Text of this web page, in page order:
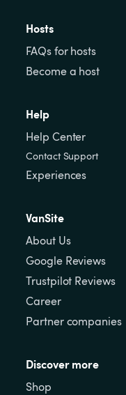
Hosts
FAQs for hosts
Become a host
Help
Help Center
Contact Support
Experiences
VanSite
About Us
Google Reviews
Trustpilot Reviews
Career
Partner companies
Discover more
Shop